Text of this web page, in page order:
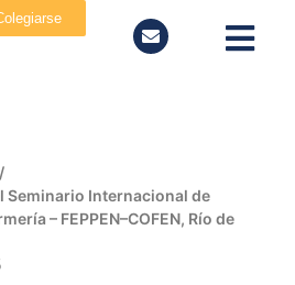
/
Seminario Internacional de
– FEPPEN–COFEN, Río de